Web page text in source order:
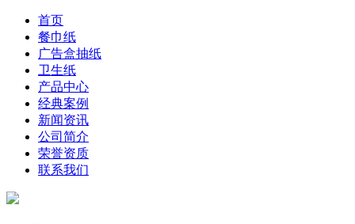
首页
餐巾纸
广告盒抽纸
卫生纸
产品中心
经典案例
新闻资讯
公司简介
荣誉资质
联系我们